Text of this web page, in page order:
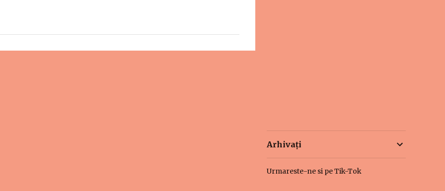
Arhivați
Urmareste-ne si pe Tik-Tok